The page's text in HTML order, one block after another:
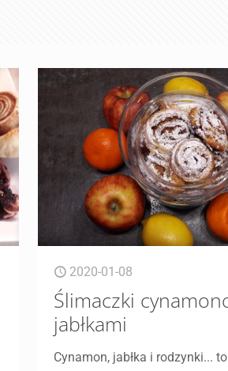
2020-01-08
Ślimaczki
jabłkami
Cynamon, jabłka i rodzynki...